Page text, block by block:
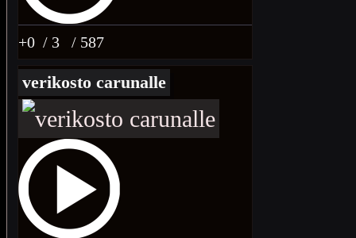
+0 / 3 / 587
verikosto carunalle